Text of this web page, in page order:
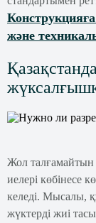
және
Жол талғамайтын
иелері көбінесе
келеді. Мысалы,
жүктерді жиі